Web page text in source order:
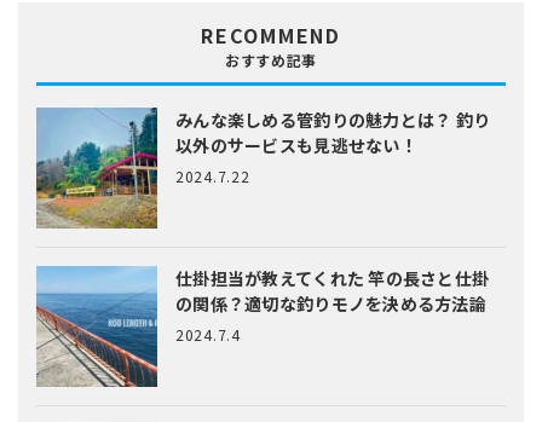
RECOMMEND
おすすめ記事
みんな楽しめる管釣りの魅力とは？ 釣り
以外のサービスも見逃せない！
2024.7.22
仕掛担当が教えてくれた竿の長さと仕掛
の関係？適切な釣りモノを決める方法論
2024.7.4